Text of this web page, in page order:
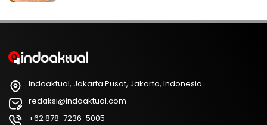
Indoaktual, Jakarta Pusat, Jakarta, Indonesia
redaksi@indoaktual.com
+62 878-7236-5005